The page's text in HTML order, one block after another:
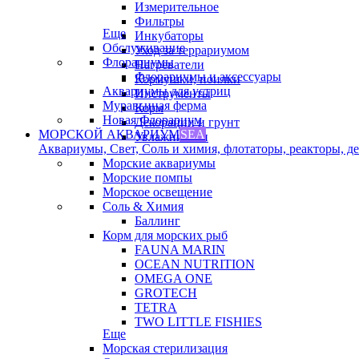
Измерительное
Фильтры
Инкубаторы
Уход за террариумом
Нагреватели
Кормушки, поилки
Инструменты
Корм
Декорации и грунт
Увлажнители
Еще
Обслуживание
Флорариумы
Флорариумы и аксессуары
Аквариумы для устриц
Муравьиная ферма
Новая Флорариум
МОРСКОЙ АКВАРИУМSEA
Аквариумы, Свет, Соль и химия, флотаторы, реакторы,
Морские аквариумы
Морские помпы
Морское освещение
Соль & Химия
Баллинг
Корм для морских рыб
FAUNA MARIN
OCEAN NUTRITION
OMEGA ONE
GROTECH
TETRA
TWO LITTLE FISHIES
Еще
Морская стерилизация